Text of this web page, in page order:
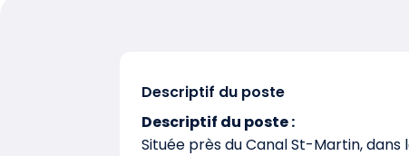
Descriptif du poste
Descriptif du poste :
Située près du Canal St-Martin,